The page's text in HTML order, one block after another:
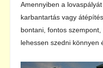
Amennyiben a
karbantartás vagy
bontani, fontos
lehessen szedni könnyen